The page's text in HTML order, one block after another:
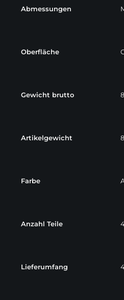
Abmessungen
Oberfläche
Gewicht brutto
Artikelgewicht
Farbe
Anzahl Teile
Lieferumfang